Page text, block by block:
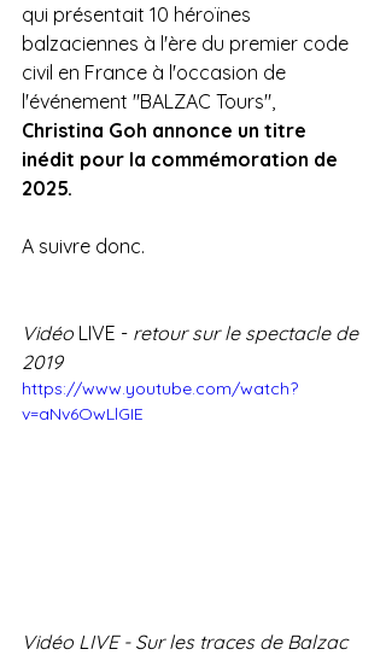
qui présentait 10 héroïnes
balzaciennes à l'ère du premier code
civil en France à l'occasion de
l'événement "BALZAC Tours",
Christina Goh annonce un titre
inédit pour la commémoration de
2025.
A suivre donc.
Vidéo LIVE - retour sur le spectacle de
2019
https://www.youtube.com/watch?
v=aNv6OwLlGIE
Vidéo LIVE - Sur les traces de Balzac